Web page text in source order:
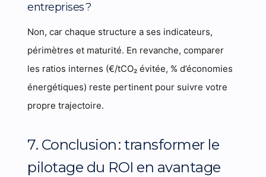
entreprises ?
Non, car chaque structure a ses indicateurs,
périmètres et maturité. En revanche, comparer
les ratios internes (€/tCO₂ évitée, % d’économies
énergétiques) reste pertinent pour suivre votre
propre trajectoire.
7. Conclusion : transformer le
pilotage du ROI en avantage